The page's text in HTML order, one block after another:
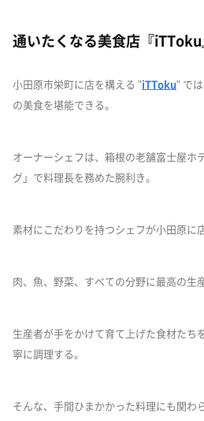
通いたくなる美食店『iTToku
小田原市栄町に店を構える "iTToku" で
の美食を堪能できる。
オーナーシェフは、箱根の老舗富士屋ホ
グ」で料理長を務めた腕利き。
素材にこだわりを持つシェフが小田原に
肉、魚、野菜、すべての分野に最高の生
生産者が手をかけて育て上げた食材たち
寧に調理する。
そんな、手間ひまかかった料理にも関わ